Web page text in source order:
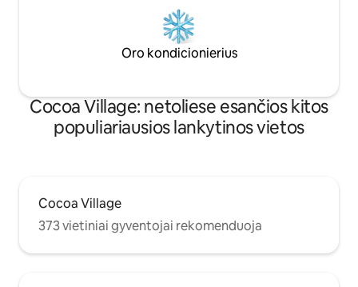
Oro kondicionierius
Cocoa Village: netoliese esančios kitos
populiariausios lankytinos vietos
Cocoa Village
373 vietiniai gyventojai rekomenduoja